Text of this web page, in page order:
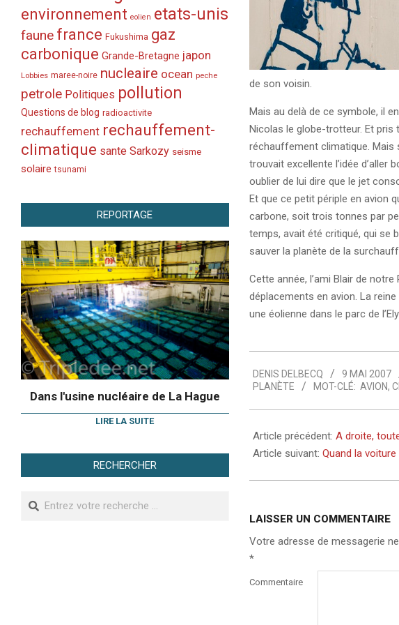
de son voisin.
Mais au delà de ce symbole, il
Nicolas le globe-trotteur. Et pris
réchauffement climatique. Mais
trouvait excellente l’idée d’aller
oublier de lui dire que le jet
Et que ce petit périple en avion
carbone, soit trois tonnes par
temps, avait été critiqué, qui se
sauver la planète de la
Cette année, l’ami Blair de
déplacements en avion. La
une éolienne dans le parc de
05-
09
DENIS DELBECQ 9 MAI 2007
PLANÈTE
MOT-CLÉ: AVION,
Article précédent: A droite,
Article suivant: Quand la
LAISSER UN COMMENTAIRE
Votre adresse de messagerie
*
Commentaire
environnement eolien etats-unis
faune france Fukushima gaz
carbonique Grande-Bretagne japon
Lobbies maree-noire nucleaire ocean peche
petrole Politiques pollution
Questions de blog radioactivite
rechauffement rechauffement-
climatique sante Sarkozy seisme
solaire tsunami
REPORTAGE
Dans l'usine nucléaire de La Hague
LIRE LA SUITE
RECHERCHER